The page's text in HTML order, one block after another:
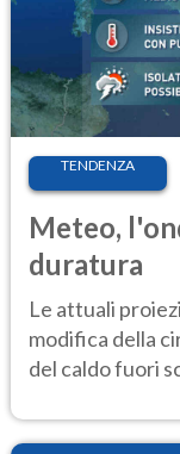
TENDENZA
Meteo,
duratura
Le attuali
modifica della
del caldo fuori